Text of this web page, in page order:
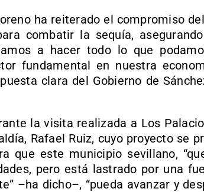
ha reiterado el compromiso
combatir la sequía,
a hacer todo lo que
fundamental en nuestra
clara del Gobierno de
la visita realizada a Los
Rafael Ruiz, cuyo proyecto se
que este municipio sevillano,
pero está lastrado por una
–ha dicho–, “pueda avanzar y